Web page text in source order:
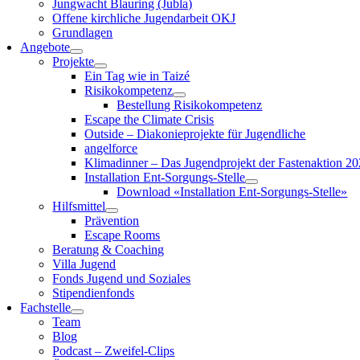
Jungwacht Blauring (Jubla)
Offene kirchliche Jugendarbeit OKJ
Grundlagen
Angebote
Projekte
Ein Tag wie in Taizé
Risikokompetenz
Bestellung Risikokompetenz
Escape the Climate Crisis
Outside – Diakonieprojekte für Jugendliche
angelforce
Klimadinner – Das Jugendprojekt der Fastenaktion
Installation Ent-Sorgungs-Stelle
Download «Installation Ent-Sorgungs-Stelle»
Hilfsmittel
Prävention
Escape Rooms
Beratung & Coaching
Villa Jugend
Fonds Jugend und Soziales
Stipendienfonds
Fachstelle
Team
Blog
Podcast – Zweifel-Clips